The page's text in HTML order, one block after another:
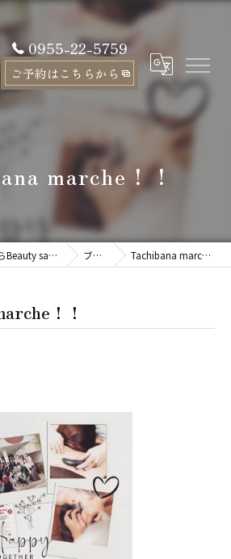
0955-22-5759
ご予約はこちらから
marche！！
伊万里市のエステならBeauty salon dolce ブログ Tachibana marche！！
！！